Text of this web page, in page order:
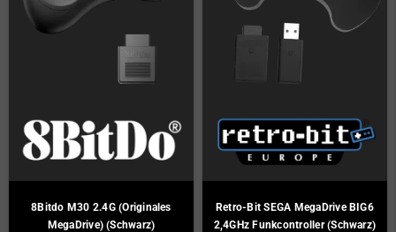
8Bitdo M30 2.4G (Originales
MegaDrive) (Schwarz)
Retro-Bit SEGA MegaDrive BIG6
2,4GHz Funkcontroller (Schwarz)